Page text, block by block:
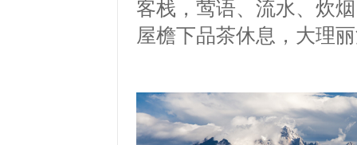
客栈，莺语、流水、炊
屋檐下品茶休息，大理